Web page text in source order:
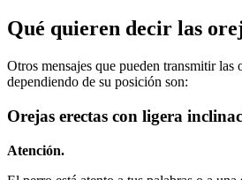
Qué quieren decir las
Otros mensajes que pueden transmitir las
dependiendo de su posición son:
Orejas erectas con ligera
Atención.